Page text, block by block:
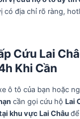
có địa chỉ rõ ràng,
Cứu Lai
Khi Cần
ô tô của bạn hoặc
cần gọi cứu hộ Lai
khu vực Lai Châu